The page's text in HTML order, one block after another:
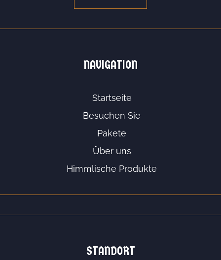
NAVIGATION
Startseite
Besuchen Sie
Pakete
Über uns
Himmlische Produkte
STANDORT